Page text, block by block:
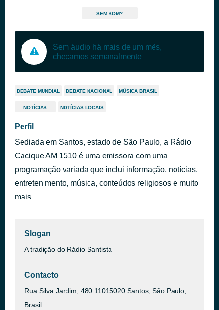
SEM SOM?
Sem áudio há mais de um mês,
checamos semanalmente
DEBATE MUNDIAL DEBATE NACIONAL MÚSICA BRASIL
NOTÍCIAS NOTÍCIAS LOCAIS
Perfil
Sediada em Santos, estado de São Paulo, a Rádio
Cacique AM 1510 é uma emissora com uma
programação variada que inclui informação, notícias,
entretenimento, música, conteúdos religiosos e muito
mais.
Slogan
A tradição do Rádio Santista
Contacto
Rua Silva Jardim, 480 11015020 Santos, São Paulo,
Brasil